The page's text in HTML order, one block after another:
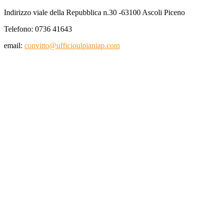
Indirizzo viale della Repubblica n.30 -63100 Ascoli Piceno
Telefono: 0736 41643
email: convitto@ufficioulpianiap.com